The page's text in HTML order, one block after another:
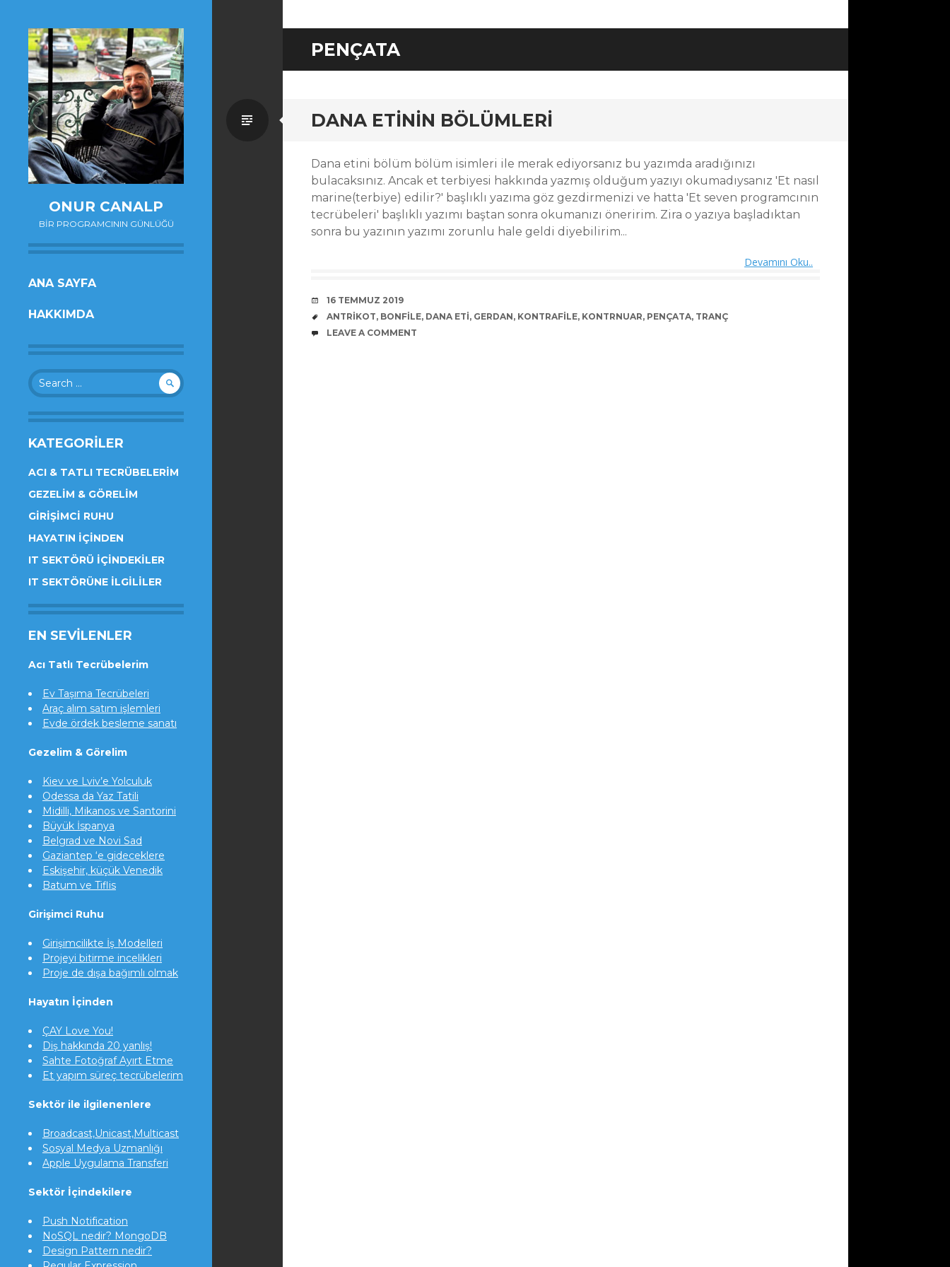
ONUR CANALP
BIR PROGRAMCININ GÜNLÜĞÜ
SKIP
CONTENT
ANA SAYFA
HAKKIMDA
Search
for:
KATEGORILER
ACI & TATLI TECRÜBELERIM
GEZELIM & GÖRELIM
GIRIŞIMCI RUHU
HAYATIN İÇINDEN
IT SEKTÖRÜ İÇINDEKILER
IT SEKTÖRÜNE İLGILILER
EN SEVILENLER
Acı Tatlı Tecrübelerim
Ev Taşıma Tecrübeleri
Araç alım satım işlemleri
Evde ördek besleme sanatı
Gezelim & Görelim
Kiev ve Lviv’e Yolculuk
Odessa da Yaz Tatili
Midilli, Mikanos ve Santorini
Büyük İspanya
Belgrad ve Novi Sad
Gaziantep ‘e gideceklere
Eskişehir, küçük Venedik
Batum ve Tiflis
Girişimci Ruhu
Girişimcilikte İş Modelleri
Projeyi bitirme incelikleri
Proje de dışa bağımlı olmak
Hayatın İçinden
ÇAY Love You!
Diş hakkında 20 yanlış!
Sahte Fotoğraf Ayırt Etme
Et yapım süreç tecrübelerim
Sektör ile ilgilenenlere
Broadcast,Unicast,Multicast
Sosyal Medya Uzmanlığı
Apple Uygulama Transferi
Sektör İçindekilere
Push Notification
NoSQL nedir? MongoDB
Design Pattern nedir?
PENÇATA
DANA ETININ BÖLÜMLERI
Standard
Dana etini bölüm bölüm isimleri ile merak ediyorsanız bu yazımda aradığınızı
bulacaksınız. Ancak et terbiyesi hakkında yazmış olduğum yazıyı okumadıysanız 'Et nasıl
marine(terbiye) edilir?' başlıklı yazıma göz gezdirmenizi ve hatta 'Et seven programcının
tecrübeleri' başlıklı yazımı baştan sonra okumanızı öneririm. Zira o yazıya başladıktan
sonra bu yazının yazımı zorunlu hale geldi diyebilirim...
Devamını Oku..
DATE
16 TEMMUZ 2019
TAGS
ANTRIKOT, BONFILE, DANA ETI, GERDAN, KONTRAFILE, KONTRNUAR, PENÇATA, TRANÇ
COMMENTS
LEAVE A COMMENT